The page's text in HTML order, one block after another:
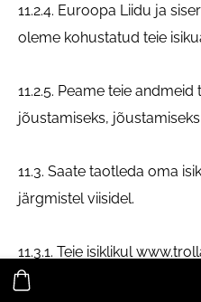
11.2.4. Euroopa Liidu ja
oleme kohustatud teie
11.2.5. Peame teie
jõustamiseks,
11.3. Saate taotleda oma
järgmistel viisidel.
11.3.1. Teie isiklikul